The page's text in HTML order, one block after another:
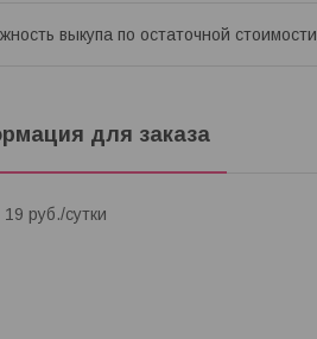
выкупа по остаточной стоимости
для заказа
19 руб./сутки